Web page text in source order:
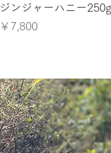
クイックビュー
ジンジャーハニー250g
価格
￥7,800